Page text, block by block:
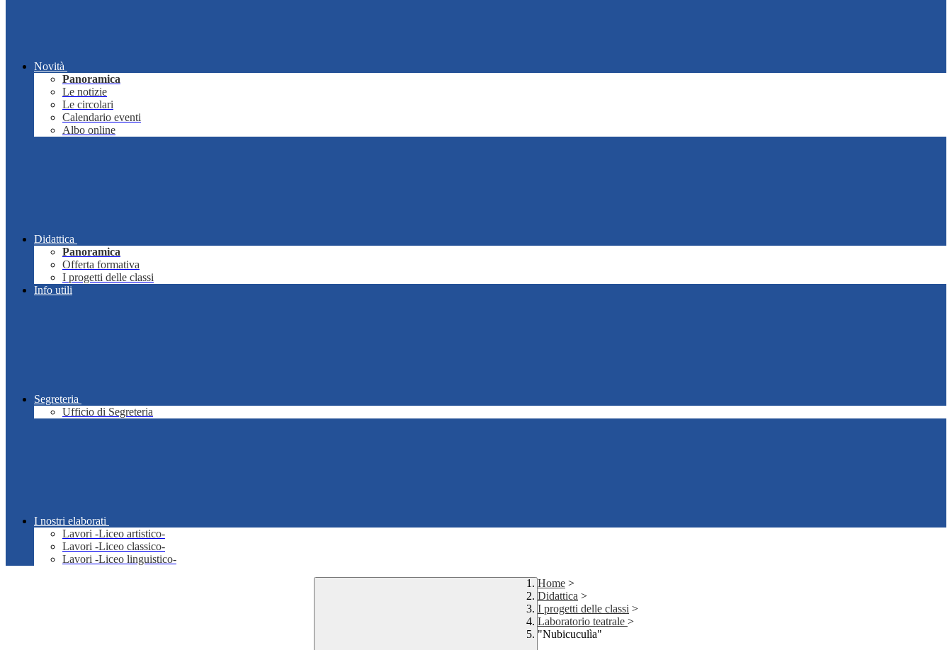
Novità
Panoramica
Le notizie
Le circolari
Calendario eventi
Albo online
Didattica
Panoramica
Offerta formativa
I progetti delle classi
Info utili
Segreteria
Ufficio di Segreteria
I nostri elaborati
Lavori -Liceo artistico-
Lavori -Liceo classico-
Lavori -Liceo linguistico-
Home >
Didattica >
I progetti delle classi >
Laboratorio teatrale >
"Nubicuculìa"